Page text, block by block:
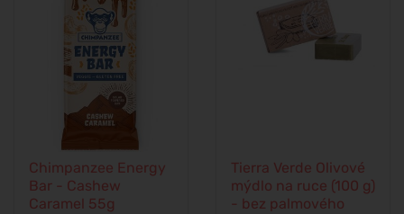
Chimpanzee Energy
Bar - Cashew
Caramel 55g
Tierra Verde Olivové
mýdlo na ruce (100 g)
- bez palmového